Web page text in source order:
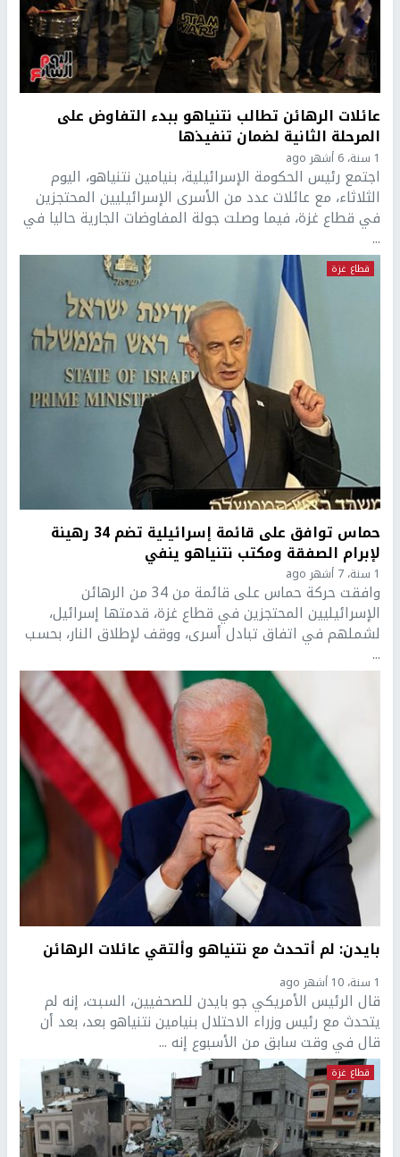
عائلات الرهائن تطالب نتنياهو ببدء التفاوض على
المرحلة الثانية لضمان تنفيذها
1 سنة، 6 أشهر ago
اجتمع رئيس الحكومة الإسرائيلية، بنيامين نتنياهو، اليوم
الثلاثاء، مع عائلات عدد من الأسرى الإسرائيليين المحتجزين
في قطاع غزة، فيما وصلت جولة المفاوضات الجارية حاليا في
...
قطاع غزة
حماس توافق على قائمة إسرائيلية تضم 34 رهينة
لإبرام الصفقة ومكتب نتنياهو ينفي
1 سنة، 7 أشهر ago
وافقت حركة حماس على قائمة من 34 من الرهائن
الإسرائيليين المحتجزين في قطاع غزة، قدمتها إسرائيل،
لشملهم في اتفاق تبادل أسرى، ووقف لإطلاق النار، بحسب
...
بايدن: لم أتحدث مع نتنياهو وألتقي عائلات الرهائن
1 سنة، 10 أشهر ago
قال الرئيس الأمريكي جو بايدن للصحفيين، السبت، إنه لم
يتحدث مع رئيس وزراء الاحتلال بنيامين نتنياهو بعد، بعد أن
قال في وقت سابق من الأسبوع إنه ...
قطاع غزة